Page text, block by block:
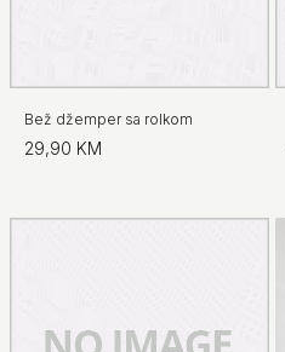
Bež džemper sa rolkom
29,90 KM